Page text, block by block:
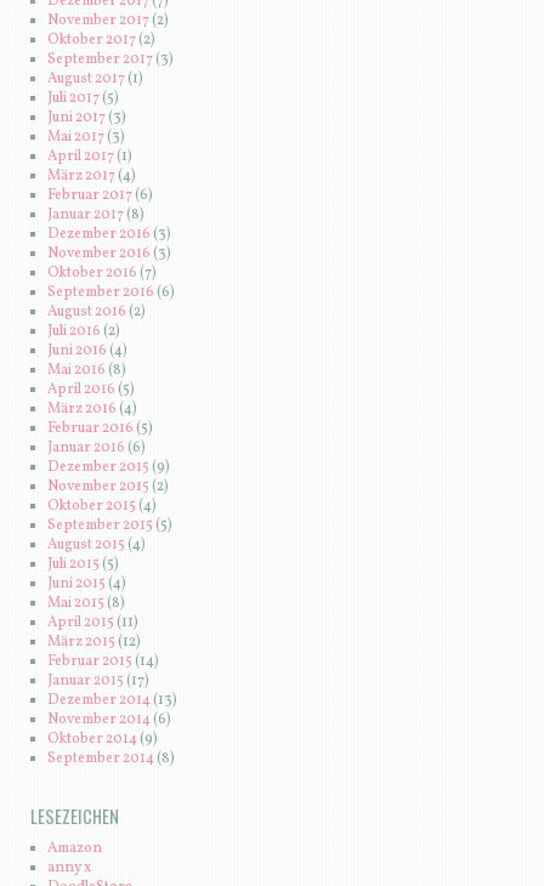
November 2017(2)
Oktober 2017(2)
September 2017(3)
August 2017(1)
Juli 2017(5)
Juni 2017(3)
Mai 2017(3)
April 2017(1)
März 2017(4)
Februar 2017(6)
Januar 2017(8)
Dezember 2016 (3)
November 2016 (3)
Oktober 2016 (7)
September 2016 (6)
August 2016(2)
Juli 2016 (2)
Juni 2016 (4)
Mai 2016 (8)
April 2016 (5)
März 2016 (4)
Februar 2016(5)
Januar 2016 (6)
Dezember 2015 (9)
November 2015 (2)
Oktober 2015 (4)
September 2015 (5)
August 2015 (4)
Juli 2015 (5)
Juni 2015 (4)
Mai 2015(8)
April 2015 (11)
März 2015(12)
Februar 2015 (14)
Januar 2015 (17)
Dezember 2014(13)
November 2014(6)
Oktober 2014(9)
September 2014(8)
LESEZEICHEN
Amazon
anny x